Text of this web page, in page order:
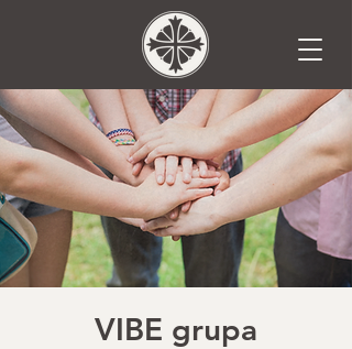
VIBE grupa